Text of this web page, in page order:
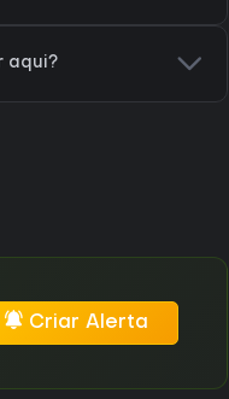
aqui?
Criar Alerta